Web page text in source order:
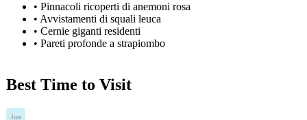
• Pinnacoli ricoperti di anemoni rosa
• Avvistamenti di squali leuca
• Cernie giganti residenti
• Pareti profonde a strapiombo
Best Time to Visit
Jan